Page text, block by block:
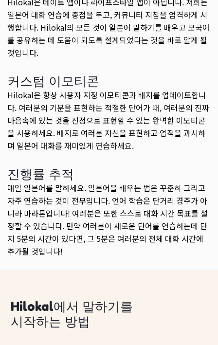
일본어 대화 연습에 중점을 두고, 커뮤니티 지침을 엄격하게 시
행합니다. Hilokal의 모든 것이 일본어 말하기를 배우고 모국어
를 공유하는 데 도움이 되도록 설계되었다는 것을 바로 알게 될
것입니다.
커스텀 이모티콘
Hilokal은 항상 사용자 지정 이모티콘과 배지를 업데이트합니
다. 여러분의 기분을 표현하는 적절한 단어가 때, 여러분의 진짜
마음속에 있는 것을 진정으로 표현할 수 있는 완벽한 이모티콘
을 사용하세요. 배지로 여러분 자신을 표현하고 업적을 과시하
며 일본어 대화를 재미있게 연습하세요.
진행률 추적
매일 일본어를 말하세요. 일본어을 배우는 법은 꾸준히 그리고
자주 연습하는 것이 전부입니다. 언어 학습은 단거리 경주가 아
니라 마라톤입니다! 여러분은 또한 스스로 대화 시간 목표를 설
정할 수 있습니다. 만약 여러분이 새로운 단어를 연습하는데 단
지 5분의 시간이 있다면, 그 5분은 여러분의 전체 대화 시간에
추가될 것입니다!
Hilokal에서 말하기를
시작하는 방법